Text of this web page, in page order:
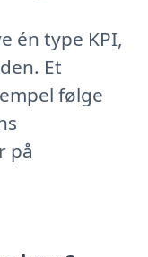
én type KPI,
Et
følge
på